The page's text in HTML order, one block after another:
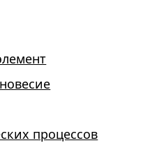
процессов